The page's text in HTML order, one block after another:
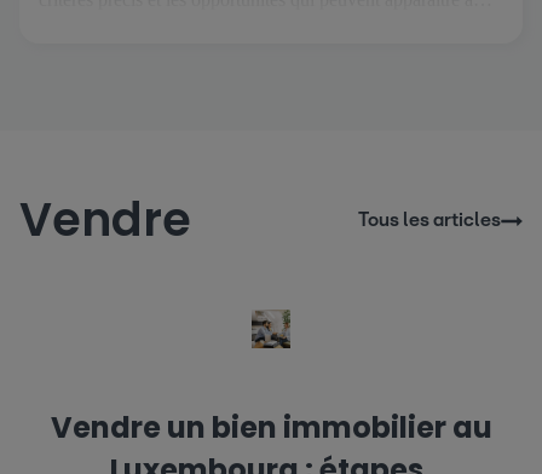
Vendre Tous les articles
Vendre un bien immobilier au